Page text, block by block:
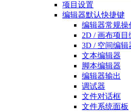
项目设置
编辑器默认快捷键
编辑器常规操
2D / 画布项目
3D / 空间编辑
文本编辑器
脚本编辑器
编辑器输出
调试器
文件对话框
文件系统面板